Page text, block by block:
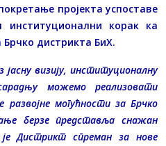
пројекта успоставе
корак ка
Брчко дистрикта БиХ.
јасну визију, институционалну
можемо реализовати
развојне могућности за Брчко
берзе представља снажан
Дистрикт спреман за нове